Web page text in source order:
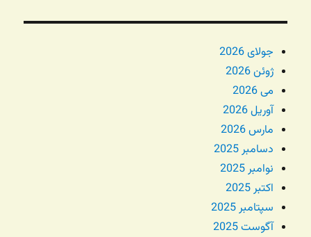
جولای 2026
ژوئن 2026
می 2026
آوریل 2026
مارس 2026
دسامبر 2025
نوامبر 2025
اکتبر 2025
سپتامبر 2025
آگوست 2025